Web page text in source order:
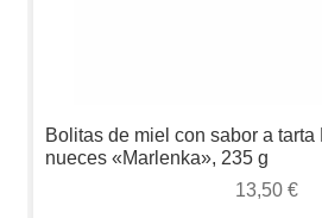
Bolitas de miel con sabor a tarta
nueces «Marlenka», 235 g
13,50 €